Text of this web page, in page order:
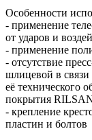
Особенности
- применение
от ударов и
- применение
- отсутствие
шлицевой в связи
её технического
покрытия
- крепление
пластин и болтов